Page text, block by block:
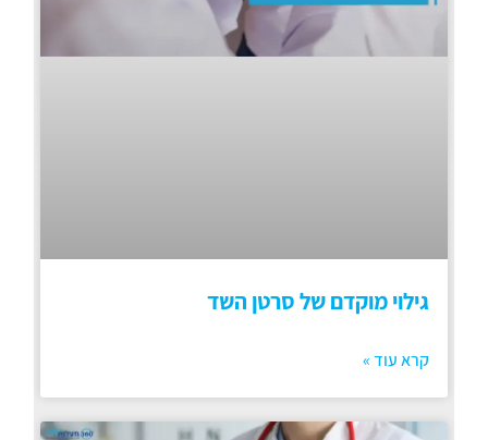
גילוי מוקדם של סרטן השד
קרא עוד »